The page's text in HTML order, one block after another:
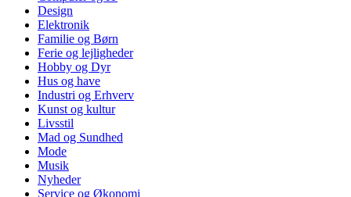
Design
Elektronik
Familie og Børn
Ferie og lejligheder
Hobby og Dyr
Hus og have
Industri og Erhverv
Kunst og kultur
Livsstil
Mad og Sundhed
Mode
Musik
Nyheder
Service og Økonomi